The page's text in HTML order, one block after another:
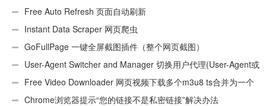
件 Free Auto Refresh 页面自动刷新
Instant Data Scraper 网页爬虫
GoFullPage 一键全屏截图插件（整个网页截图）
User-Agent Switcher and Manager 切换用户代理(User-Agent或
UA)Free Video Downloader 网页视频下载多个m3u8 ts合并为一个
ts文件Chrome浏览器提示“您的链接不是私密链接”解决办法